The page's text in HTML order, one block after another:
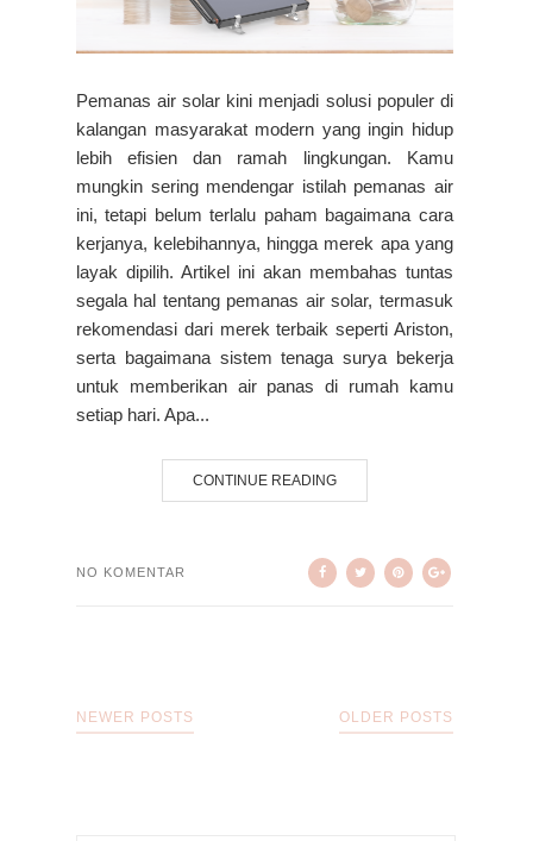
Pemanas air solar kini menjadi solusi populer di
kalangan masyarakat modern yang ingin hidup
lebih efisien dan ramah lingkungan. Kamu
mungkin sering mendengar istilah pemanas air
ini, tetapi belum terlalu paham bagaimana cara
kerjanya, kelebihannya, hingga merek apa yang
layak dipilih. Artikel ini akan membahas tuntas
segala hal tentang pemanas air solar, termasuk
rekomendasi dari merek terbaik seperti Ariston,
serta bagaimana sistem tenaga surya bekerja
untuk memberikan air panas di rumah kamu
setiap hari. Apa...
CONTINUE READING
NO KOMENTAR
NEWER POSTS OLDER POSTS